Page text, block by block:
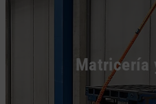
Matricería